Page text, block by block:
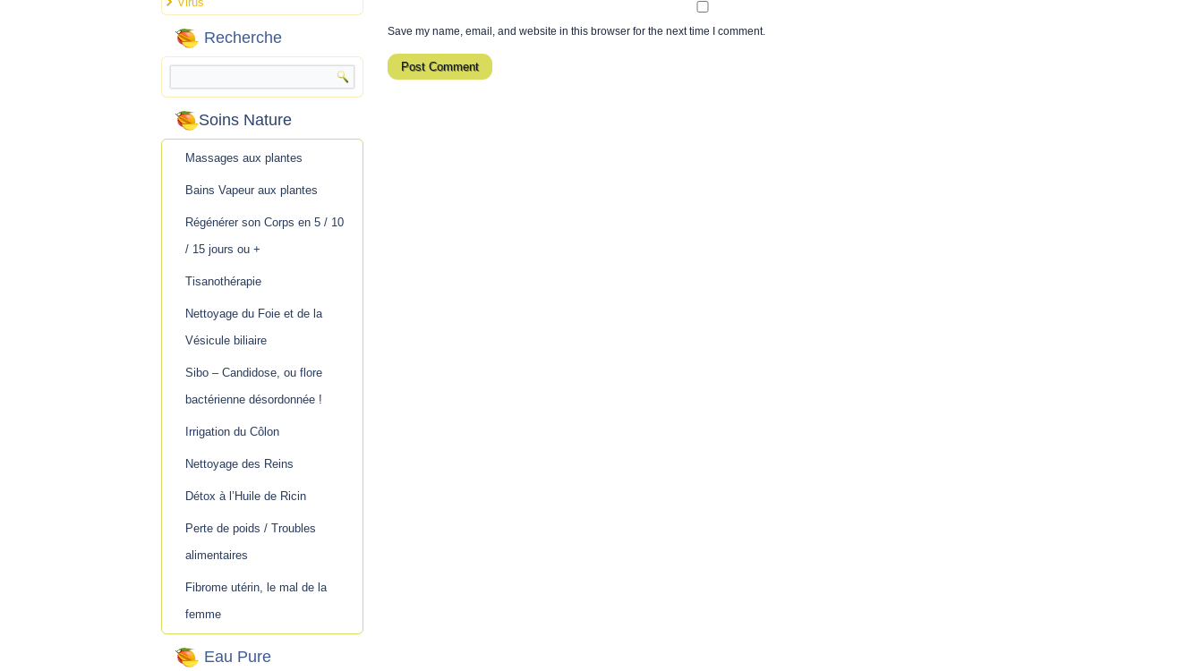
Recherche
Soins Nature
Massages aux plantes
Bains Vapeur aux plantes
Régénérer son Corps en 5 / 10
/ 15 jours ou +
Tisanothérapie
Nettoyage du Foie et de la
Vésicule biliaire
Sibo – Candidose, ou flore
bactérienne désordonnée !
Irrigation du Côlon
Nettoyage des Reins
Détox à l’Huile de Ricin
Perte de poids / Troubles
alimentaires
Fibrome utérin, le mal de la
femme
Eau Pure
Save my name, email, and website in this browser for the next time I comment.